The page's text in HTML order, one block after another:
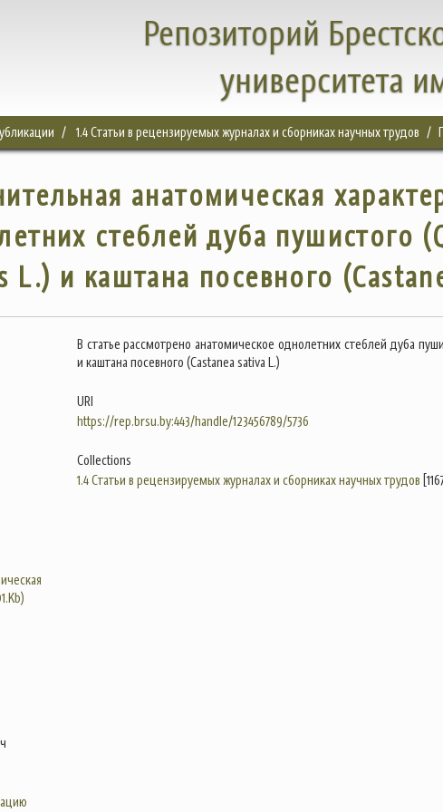
Репозиторий
университета
1.4 Статьи в рецензируемых журналах и сборниках научных трудов
анатомическая
стеблей дуба пушистого
L.) и каштана посевного
В статье рассмотрено анатомическое однолетних стеблей дуба
и каштана посевного (Castanea sativa L.)
URI
https://rep.brsu.by:443/handle/123456789/5736
Collections
1.4 Статьи в рецензируемых журналах и сборниках научных трудов